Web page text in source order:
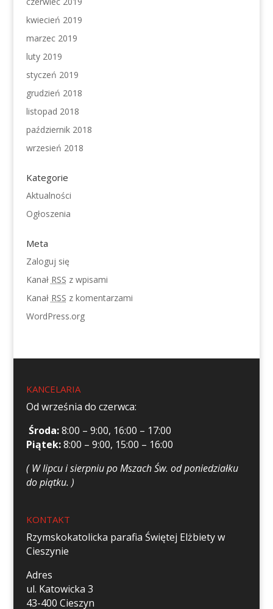
kwiecień 2019
marzec 2019
luty 2019
styczeń 2019
grudzień 2018
listopad 2018
październik 2018
wrzesień 2018
Kategorie
Aktualności
Ogłoszenia
Meta
Zaloguj się
Kanał RSS z wpisami
Kanał RSS z komentarzami
WordPress.org
KANCELARIA
Od września do czerwca:
Środa:8:00 – 9:00, 16:00 – 17:00
Piątek:8:00 – 9:00, 15:00 – 16:00
( W lipcu i sierpniu po Mszach Św. od poniedziałku
do piątku. )
KONTAKT
Rzymskokatolicka parafia Świętej Elżbiety w
Cieszynie
Adres
ul. Katowicka 3
43-400 Cieszyn